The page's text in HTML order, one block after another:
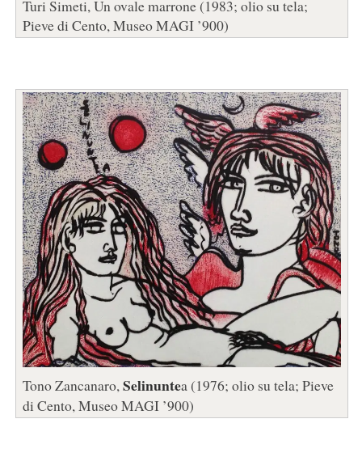
Turi Simeti, Un ovale marrone (1983; olio su tela;
Pieve di Cento, Museo MAGI ’900)
Tono Zancanaro,Selinuntea (1976; olio su tela; Pieve
di Cento, Museo MAGI ’900)